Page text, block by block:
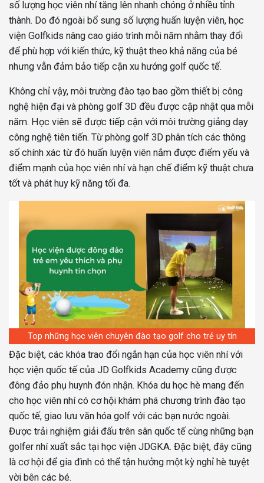
số lượng học viên nhí tăng lên nhanh chóng ở nhiều tỉnh
thành. Do đó ngoài bổ sung số lượng huấn luyện viên, học
viện Golfkids nâng cao giáo trình mỗi năm nhằm thay đổi
để phù hợp với kiến thức, kỹ thuật theo khả năng của bé
nhưng vẫn đảm bảo tiếp cận xu hướng golf quốc tế.
Không chỉ vậy, môi trường đào tạo bao gồm thiết bị công
nghệ hiện đại và phòng golf 3D đều được cập nhật qua mỗi
năm. Học viên sẽ được tiếp cận với môi trường giảng dạy
công nghệ tiên tiến. Từ phòng golf 3D phân tích các thông
số chính xác từ đó huấn luyện viên nắm được điểm yếu và
điểm mạnh của học viên nhí và hạn chế điểm kỹ thuật chưa
tốt và phát huy kỹ năng tối đa.
Top những học viên chuyên đào tạo golf cho trẻ uy tín
Đặc biệt, các khóa trao đổi ngắn hạn của học viên nhí với
học viện quốc tế của JD Golfkids Academy cũng được
đông đảo phụ huynh đón nhận. Khóa du học hè mang đến
cho học viên nhí có cơ hội khám phá chương trình đào tạo
quốc tế, giao lưu văn hóa golf với các bạn nước ngoài.
Được trải nghiệm giải đấu trên sân quốc tế cùng những bạn
golfer nhí xuất sắc tại học viện JDGKA. Đặc biệt, đây cũng
là cơ hội để gia đình có thể tận hưởng một kỳ nghỉ hè tuyệt
vời bên các bé.